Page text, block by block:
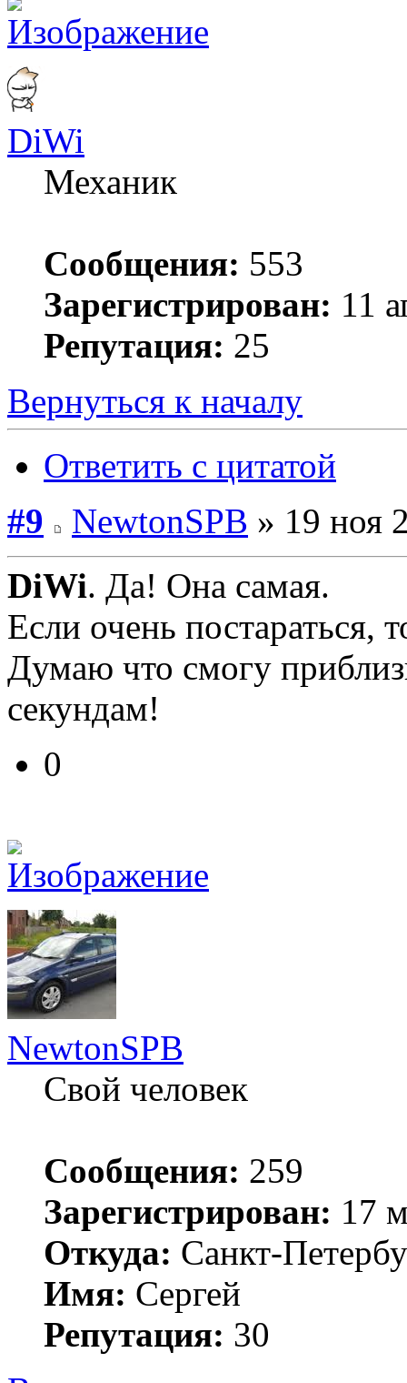
DiWi
Механик
Сообщения: 553
Зарегистрирован: 11
Репутация: 25
Вернуться к началу
Ответить с цитатой
#9
NewtonSPB » 19 ноя
DiWi. Да! Она самая.
Если очень постараться,
Думаю что смогу
секундам!
0
NewtonSPB
Свой человек
Сообщения: 259
Зарегистрирован: 17
Откуда: Санкт-
Имя: Сергей
Репутация: 30